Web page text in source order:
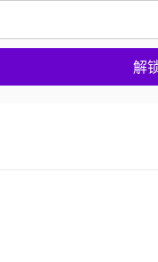
解